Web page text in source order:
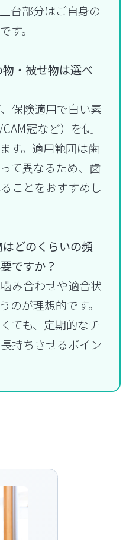
台部分はご自身の
す。
・被せ物は選べ
保険適用で白い素
冠など）を使
す。適用範囲は歯
て異なるため、歯
ことをおすすめし
どのくらいの頻
ですか？
み合わせや適合状
のが理想的です。
ても、定期的なチ
持ちさせるポイン